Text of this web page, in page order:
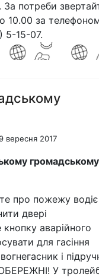
За потреби
10.00 за
5-15-07.
вересня 2017
громадському
про пожежу
двері
аварійного
для гасіння
і
У